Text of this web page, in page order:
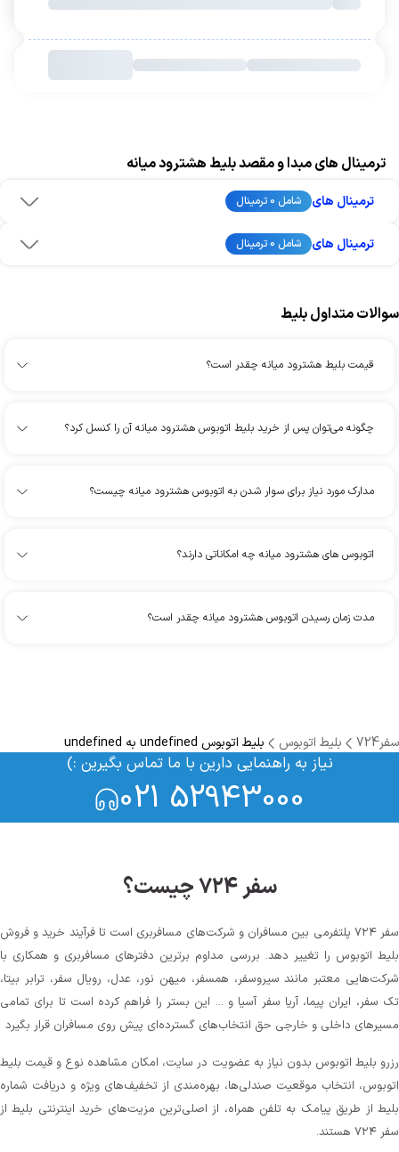
ترمینال های مبدا و مقصد بلیط هشترود میانه
ترمینال های شامل 0 ترمینال
ترمینال های شامل 0 ترمینال
سوالات متداول بلیط
قیمت بلیط هشترود میانه چقدر است؟
چگونه می‌توان پس از خرید بلیط اتوبوس هشترود میانه آن را کنسل کرد؟
مدارک مورد نیاز برای سوار شدن به اتوبوس هشترود میانه چیست؟
اتوبوس های هشترود میانه چه امکاناتی دارند؟
مدت زمان رسیدن اتوبوس هشترود میانه چقدر است؟
سفر724 بلیط اتوبوس بلیط اتوبوس undefined به undefined
نیاز به راهنمایی دارین با ما تماس بگیرین :)
021 52943000
سفر ۷۲۴ چیست؟
سفر ۷۲۴ پلتفرمی بین مسافران و شرکت‌های مسافربری است تا فرآیند خرید و فروش
بلیط اتوبوس را تغییر دهد. بررسی مداوم برترین دفترهای مسافربری و همکاری با
شرکت‌هایی معتبر مانند سیروسفر، همسفر، میهن‌ نور، عدل، رویال سفر، ترابر بیتا،
تک سفر، ایران پیما، آریا سفر آسیا و ... این بستر را فراهم کرده است تا برای تمامی
مسیرهای داخلی و خارجی حق انتخاب‌های گسترده‌ای پیش روی مسافران قرار بگیرد
رزرو بلیط اتوبوس بدون نیاز به عضویت در سایت، امکان مشاهده نوع و قیمت بلیط
اتوبوس، انتخاب موقعیت صندلی‌ها، بهره‌مندی از تخفیف‌های ویژه و دریافت شماره‌
بلیط از طریق پیامک به تلفن همراه، از اصلی‌ترین مزیت‌های خرید اینترنتی بلیط از
سفر ۷۲۴ هستند.